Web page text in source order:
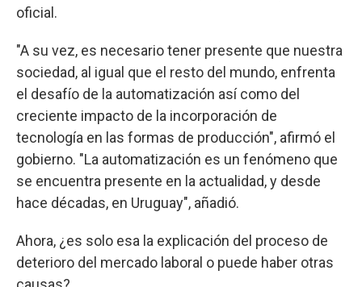
oficial.
"A su vez, es necesario tener presente que nuestra
sociedad, al igual que el resto del mundo, enfrenta
el desafío de la automatización así como del
creciente impacto de la incorporación de
tecnología en las formas de producción", afirmó el
gobierno. "La automatización es un fenómeno que
se encuentra presente en la actualidad, y desde
hace décadas, en Uruguay", añadió.
Ahora, ¿es solo esa la explicación del proceso de
deterioro del mercado laboral o puede haber otras